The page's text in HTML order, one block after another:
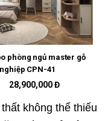
phòng ngủ master gỗ
CPN-41
28,900,000 Đ
không thể thiếu